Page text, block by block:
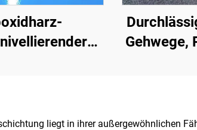
Gehwege,
den
liegt in ihrer außergewöhnlichen